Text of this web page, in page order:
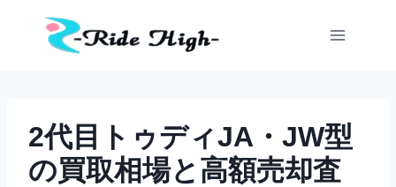
2代目トゥディJA・JW型
の買取相場と高額売却査